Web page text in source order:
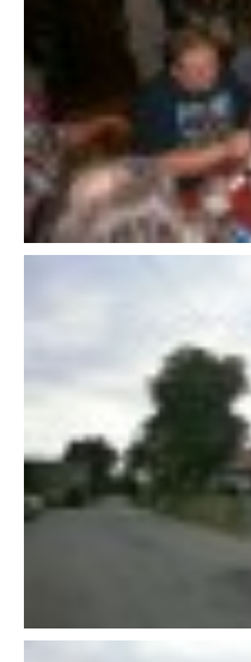
HASIČSKÉ DESATERO
ODKAZY NA WWW.STRÁNKY